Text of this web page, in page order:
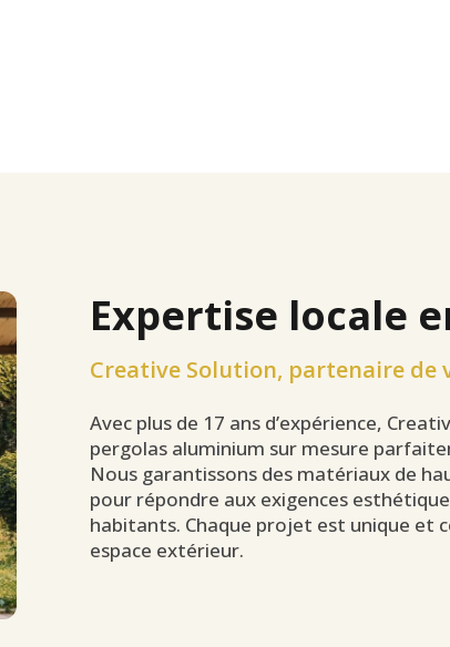
Expertise locale
Creative Solution, partenaire de
Avec plus de 17 ans d’expérience,
pergolas aluminium sur mesure
Nous garantissons des matériaux de
pour répondre aux exigences
habitants. Chaque projet est unique et
espace extérieur.